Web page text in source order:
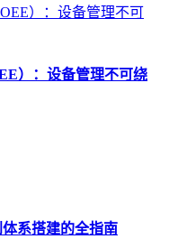
）：设备管理不可绕
系搭建的全指南